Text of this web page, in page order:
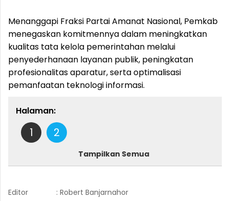
Menanggapi Fraksi Partai Amanat Nasional, Pemkab
menegaskan komitmennya dalam meningkatkan
kualitas tata kelola pemerintahan melalui
penyederhanaan layanan publik, peningkatan
profesionalitas aparatur, serta optimalisasi
pemanfaatan teknologi informasi.
Halaman:
1 2
Tampilkan Semua
Editor : Robert Banjarnahor